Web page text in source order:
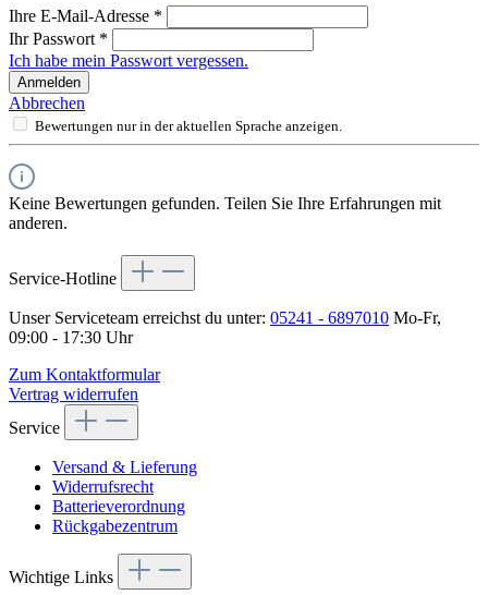
Ihre E-Mail-Adresse *
Ihr Passwort *
Ich habe mein Passwort vergessen.
Anmelden
Abbrechen
Bewertungen nur in der aktuellen Sprache anzeigen.
Keine Bewertungen gefunden. Teilen Sie Ihre Erfahrungen mit
anderen.
Service-Hotline
Unser Serviceteam erreichst du unter: 05241 - 6897010 Mo-Fr,
09:00 - 17:30 Uhr
Zum Kontaktformular
Vertrag widerrufen
Service
Versand & Lieferung
Widerrufsrecht
Batterieverordnung
Rückgabezentrum
Wichtige Links